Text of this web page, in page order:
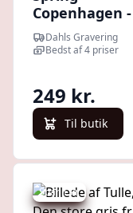
Copenhagen -
Crush
nøddeknækker
Dahls Gravering
Bedst af 4 priser
249 kr.
Til butik
Spar 1 kr.